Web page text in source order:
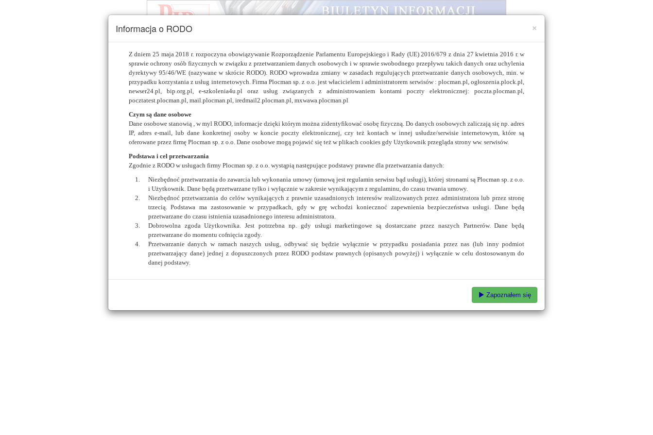
Jednostki samorządu
terytorialnego
Inne instytucje
Podstawy prawne Biuletynu
Informacji Publicznej
Program pilotażowy
Wdrożenia wzorcowe
Wymagania w zakresie
Realizacja wymogów
rozporządzenia
Opis rozwiązania
Oferta wdrożenia
Wersje testowe biuletynu
O firmie Plocman
Kontakt z nami
Jednostki samorządu terytorialnego:
Samorządy gminne
wyświetl:alfabetycznie,wg województw
Samorządy powiatowe
wyświetl:alfabetycznie,wg województw ,wg powiatów
×
Informacja o RODO
Z dniem 25 maja 2018 r. rozpoczyna obowiązywanie Rozporządzenie Parlamentu Europejskiego i Rady (UE) 2016/679 z dnia 27 kwietnia 2016 r. w
sprawie ochrony osób fizycznych w związku z przetwarzaniem danych osobowych i w sprawie swobodnego przepływu takich danych oraz uchylenia
dyrektywy 95/46/WE (nazywane w skrócie RODO). RODO wprowadza zmiany w zasadach regulujących przetwarzanie danych osobowych, min. w
przypadku korzystania z usług internetowych. Firma Plocman sp. z o.o. jest włacicielem i administratorem serwisów : plocman.pl, ogłoszenia.plock.pl,
newser24.pl, bip.org.pl, e-szkolenia4u.pl oraz usług związanych z administrowaniem kontami poczty elektronicznej: poczta.plocman.pl,
pocztatest.plocman.pl, mail.plocman.pl, iredmail2.plocman.pl, mxwawa.plocman.pl
Czym są dane osobowe
Dane osobowe stanowią , w myl RODO, informacje dzięki którym można zidentyfikować osobę fizyczną. Do danych osobowych zaliczają się np. adres
IP, adres e-mail, lub dane konkretnej osoby w koncie poczty elektronicznej, czy też kontach w innej usłudze/serwisie internetowym, które są
oferowane przez firmę Plocman sp. z o.o. Dane osobowe mogą pojawić się też w plikach cookies gdy Użytkownik przegląda strony ww. serwisów.
Podstawa i cel przetwarzania
Zgodnie z RODO w usługach firmy Plocman sp. z o.o. wystąpią następujące podstawy prawne dla przetwarzania danych:
Niezbędnoć przetwarzania do zawarcia lub wykonania umowy (umową jest regulamin serwisu bąd usługi), której stronami są Plocman sp. z o.o.
i Użytkownik. Dane będą przetwarzane tylko i wyłącznie w zakresie wynikającym z regulaminu, do czasu trwania umowy.
Niezbędnoć przetwarzania do celów wynikających z prawnie uzasadnionych interesów realizowanych przez administratora lub przez stronę
trzecią. Podstawa ma zastosowanie w przypadkach, gdy w grę wchodzi koniecznoć zapewnienia bezpieczeństwa usługi. Dane będą
przetwarzane do czasu istnienia uzasadnionego interesu administratora.
Dobrowolna zgoda Użytkownika. Jest potrzebna np. gdy usługi marketingowe są dostarczane przez naszych Partnerów. Dane będą
przetwarzane do momentu cofnięcia zgody.
Przetwarzanie danych w ramach naszych usług, odbywać się będzie wyłącznie w przypadku posiadania przez nas (lub inny podmiot
przetwarzający dane) jednej z dopuszczonych przez RODO podstaw prawnych (opisanych powyżej) i wyłącznie w celu dostosowanym do
danej podstawy.
Zapoznałem się